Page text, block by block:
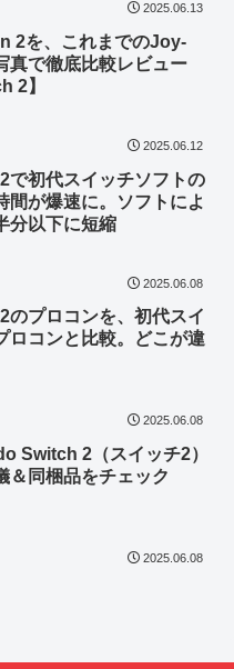
2025.06.13
2を、これまでのJoy-
真で徹底比較レビュー
2】
2025.06.12
で初代スイッチソフトの
間が爆速に。ソフトによ
分以下に短縮
2025.06.08
のプロコンを、初代スイ
ロコンと比較。どこが違
2025.06.08
Switch 2（スイッチ2）
＆同梱品をチェック
2025.06.08